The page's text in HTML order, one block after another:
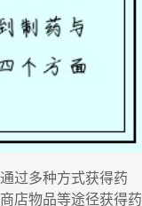
过多种方式获得药
店物品等途径获得药